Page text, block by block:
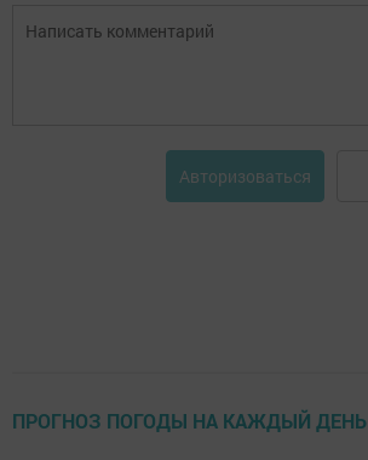
Авторизоваться
ПРОГНОЗ ПОГОДЫ НА КАЖДЫЙ ДЕНЬ